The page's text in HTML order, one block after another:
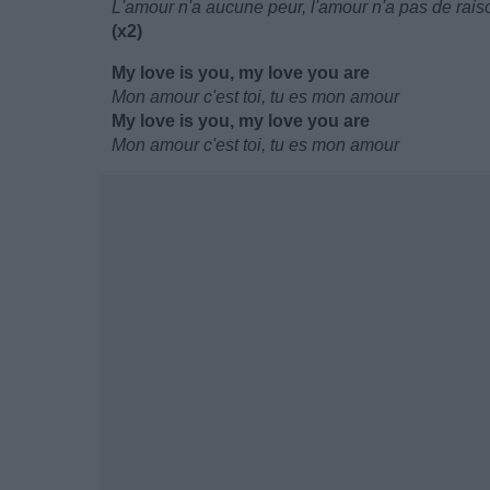
L'amour n'a aucune peur, l'amour n'a pas de
(x2)
My love is you, my love you are
Mon amour c'est toi, tu es mon amour
My love is you, my love you are
Mon amour c'est toi, tu es mon amour